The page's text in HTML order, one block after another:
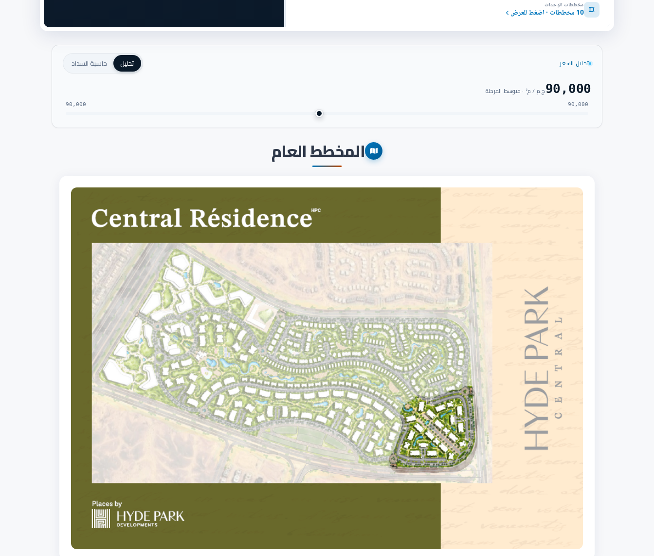
مخططات الوحدات
10 مخططات · اضغط للعرض
تحليل السعر تحليل حاسبة السداد
90,000ج.م / م² · متوسط المرحلة
90,000
90,000
المخطط العام